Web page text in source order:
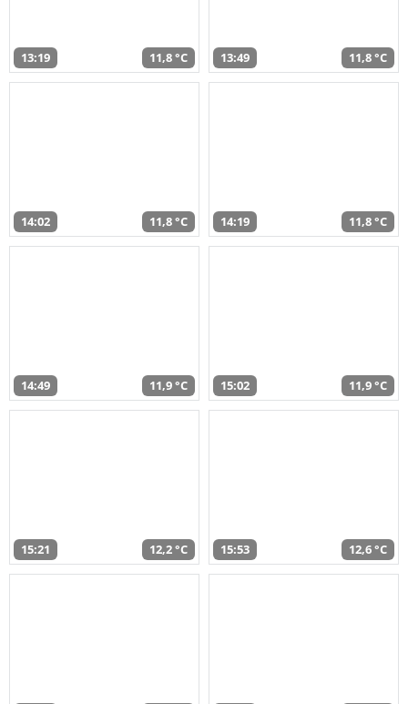
13:19 11,8 °C 13:49 11,8 °C
14:02 11,8 °C 14:19 11,8 °C
14:49 11,9 °C 15:02 11,9 °C
15:21 12,2 °C 15:53 12,6 °C